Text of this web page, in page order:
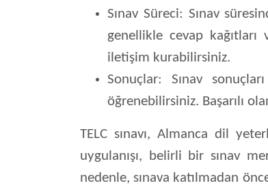
Sınav Süreci: Sınav
genellikle cevap kağıtları
iletişim kurabilirsiniz.
Sonuçlar: Sınav
öğrenebilirsiniz. Başarılı
TELC sınavı, Almanca dil
uygulanışı, belirli bir sınav
nedenle, sınava katılmadan